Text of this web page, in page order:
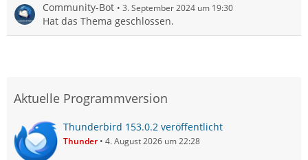
Community-Bot 3. September 2024 um 19:30
Hat das Thema geschlossen.
Aktuelle Programmversion
Thunderbird 153.0.2 veröffentlicht
Thunder 4. August 2026 um 22:28